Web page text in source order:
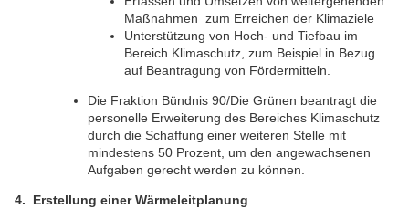
Maßnahmen zum Erreichen der Klimaziele
Unterstützung von Hoch- und Tiefbau im
Bereich Klimaschutz, zum Beispiel in Bezug
auf Beantragung von Fördermitteln.
Die Fraktion Bündnis 90/Die Grünen beantragt die
personelle Erweiterung des Bereiches Klimaschutz
durch die Schaffung einer weiteren Stelle mit
mindestens 50 Prozent, um den angewachsenen
Aufgaben gerecht werden zu können.
4. Erstellung einer Wärmeleitplanung